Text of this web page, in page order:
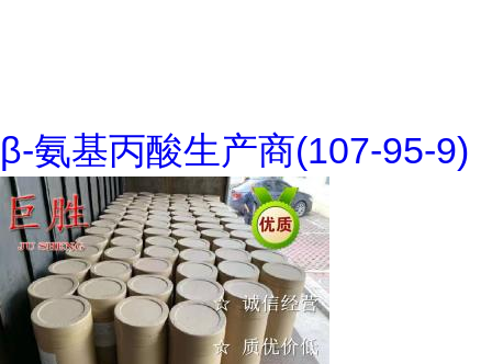
β-氨基丙酸生产商(107-95-9)